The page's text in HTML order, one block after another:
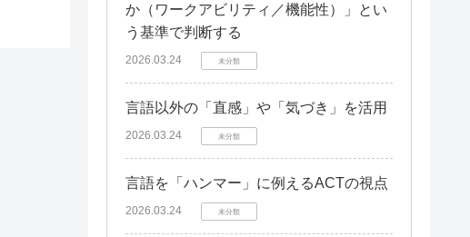
か（ワークアビリティ／機能性）」とい
う基準で判断する
2026.03.24 未分類
言語以外の「直感」や「気づき」を活用
2026.03.24 未分類
言語を「ハンマー」に例えるACTの視点
2026.03.24 未分類